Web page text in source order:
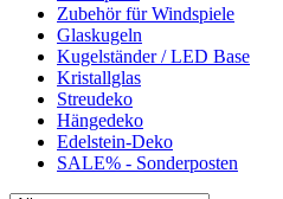
Zubehör für Windspiele
Glaskugeln
Kugelständer / LED Base
Kristallglas
Streudeko
Hängedeko
Edelstein-Deko
SALE% - Sonderposten